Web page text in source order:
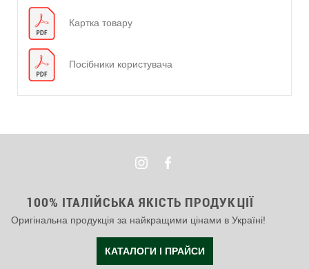
Картка товару
Посібники користувача
100% ІТАЛІЙСЬКА ЯКІСТЬ ПРОДУКЦІЇ
Оригінальна продукція за найкращими цінами в Україні!
КАТАЛОГИ І ПРАЙСИ